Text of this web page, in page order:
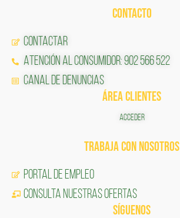
CONTACTO
Contactar
Atención al Consumidor: 902 566 522
Canal de Denuncias
ÁREA CLIENTES
ACCEDER
TRABAJA CON NOSOTROS
Portal de Empleo
CONSULTA NUESTRAS OFERTAS
SÍGUENOS